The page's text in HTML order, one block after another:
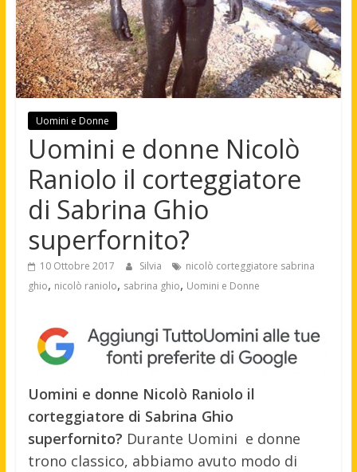
Uomini e Donne
Uomini e donne Nicolò
Raniolo il corteggiatore
di Sabrina Ghio
superfornito?
10 Ottobre 2017 Silvia
nicolò corteggiatore sabrina
ghio, nicolò raniolo, sabrina ghio, Uomini e Donne
Uomini e donne Nicolò Raniolo il
corteggiatore di Sabrina Ghio
superfornito? Durante Uomini e donne
trono classico, abbiamo avuto modo di